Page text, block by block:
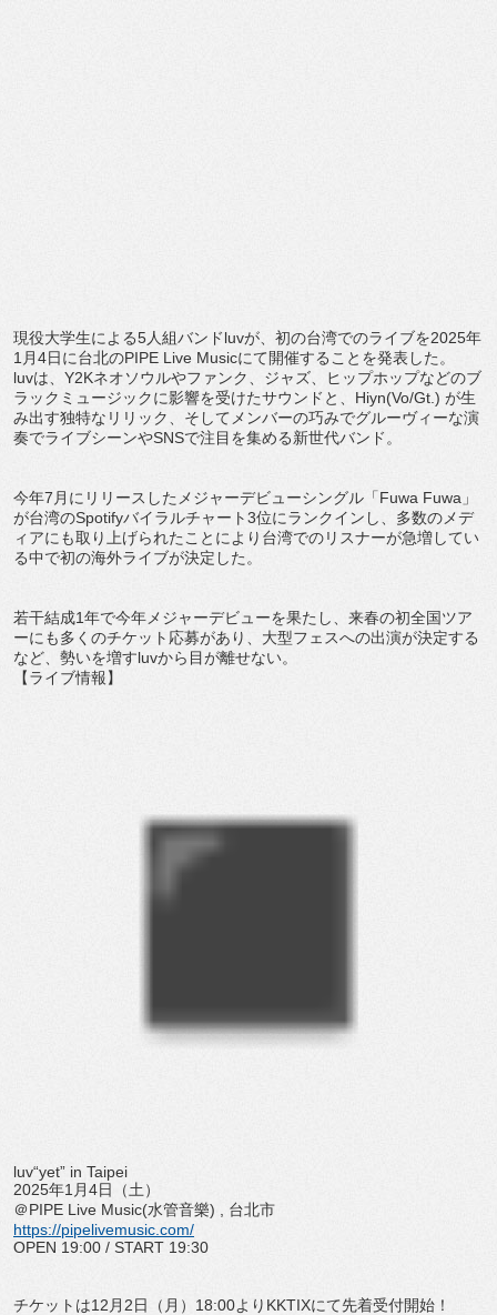
現役大学生による5人組バンドluvが、初の台湾でのライブを2025年
1 月4日に台北のPIPE Live Musicにて開催することを発表した。
luvは、 Y2Kネオソウルやファンク、ジャズ、
ヒップホップなどのブ
ラックミュージックに影響を受けたサウンド と、 Hiyn(Vo/Gt.) が生
み出す独特なリリック、 そしてメンバーの巧みでグルーヴィーな演
奏でライブシーンやSNSで注目を集める新世代バンド。
今年7 月にリリースしたメジャーデビューシングル「Fuwa Fuwa 」
が台湾のSpotifyバイラルチャート3位にランクインし、 多数のメデ
ィアにも取り上げられたことにより台湾でのリスナーが急増してい
る中で初の海外ライブが決定した。
若干結成1年で今年メジャーデビューを果たし、 来春の初全国ツア
ーにも多くのチケット応募があり、 大型フェスへの出演が決定する
など、勢いを増すluvから目が離せない。
【ライブ情報】
luv“yet” in Taipei
2025年1 月4日（土）
＠PIPE Live Music(水管音樂) , 台北市
https://pipelivemusic.com/
OPEN 19:00 / START 19:30
チケットは12 月 2日（月） 18:00より KKTIXにて先着受付開始！